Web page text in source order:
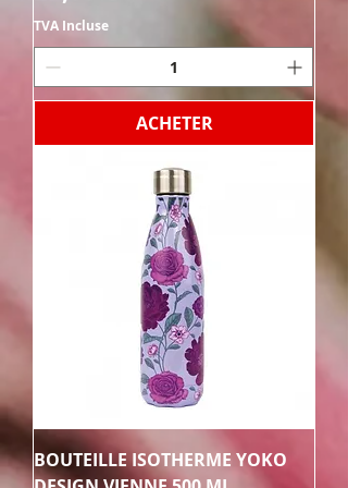
TVA Incluse
ACHETER
BOUTEILLE ISOTHERME YOKO